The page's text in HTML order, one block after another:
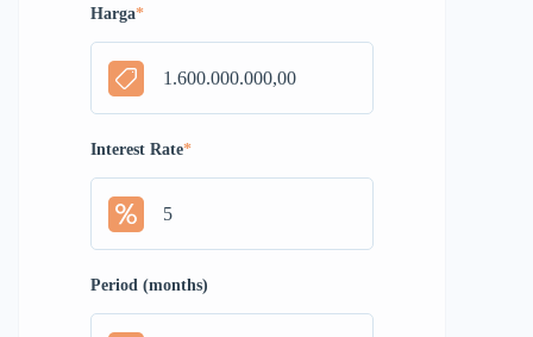
Harga*
Interest Rate*
Period (months)